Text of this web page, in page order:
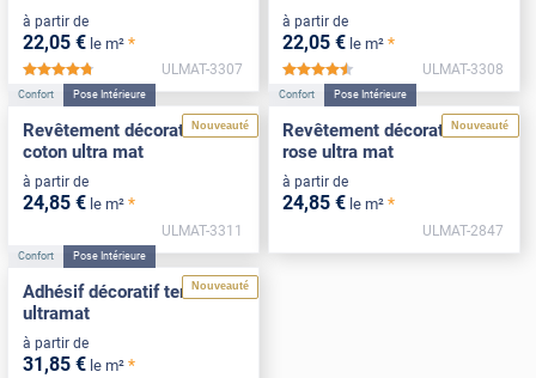
à partir de
22,05 € le m² *
*****
ULMAT-3307
à partir de
22,05 € le m² *
*****
ULMAT-3308
Nouveauté
Confort Pose Intérieure
Revêtement décoratif blanc
coton ultra mat
à partir de
24,85 € le m² *
ULMAT-3311
Nouveauté
Confort Pose Intérieure
Revêtement décoratif sable
rose ultra mat
à partir de
24,85 € le m² *
ULMAT-2847
Nouveauté
Confort Pose Intérieure
Adhésif décoratif terracotta
ultramat
à partir de
31 ,85 € le m² *